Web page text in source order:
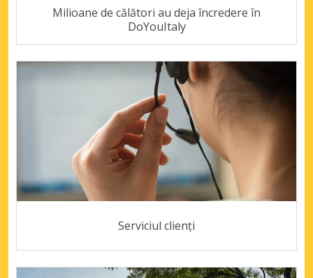
Milioane de călători au deja încredere în
DoYouItaly
Serviciul clienți